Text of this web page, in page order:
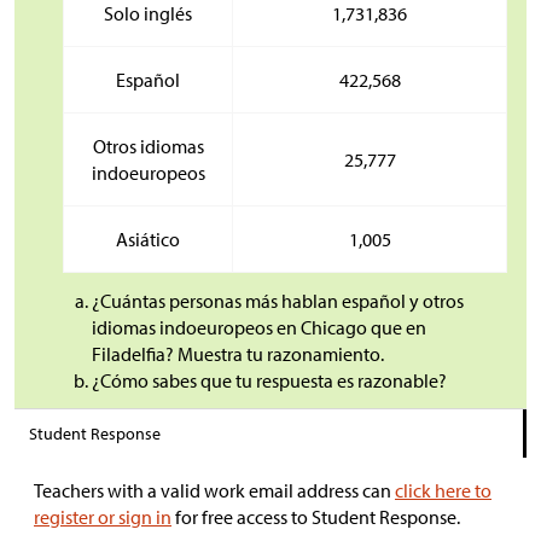
Solo inglés 1,731,836
Español 422,568
Otros idiomas
indoeuropeos
25,777
Asiático 1,005
¿Cuántas personas más hablan español y otros
idiomas indoeuropeos en Chicago que en
Filadelfia? Muestra tu razonamiento.
¿Cómo sabes que tu respuesta es razonable?
Student Response
Teachers with a valid work email address can click here to
register or sign in for free access to Student Response.